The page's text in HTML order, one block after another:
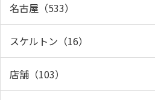
名古屋（533）
スケルトン（16）
店舗（103）